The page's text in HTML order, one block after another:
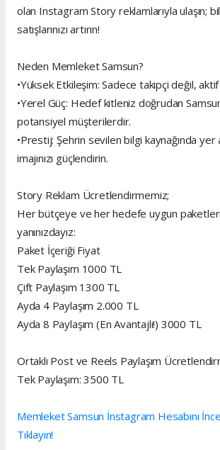
olan Instagram Story reklamlarıyla ulaşın;
satışlarınızı artırın!
Neden Memleket Samsun?
•Yüksek Etkileşim: Sadece takipçi değil,
•Yerel Güç: Hedef kitleniz doğrudan
potansiyel müşterilerdir.
•Prestij: Şehrin sevilen bilgi kaynağında yer
imajınızı güçlendirin.
Story Reklam Ücretlendirmemiz;
Her bütçeye ve her hedefe uygun
yanınızdayız:
Paket İçeriği Fiyat
Tek Paylaşım 1000 TL
Çift Paylaşım 1300 TL
Ayda 4 Paylaşım 2.000 TL
Ayda 8 Paylaşım (En Avantajlı!) 3000 TL
Ortaklı Post ve Reels Paylaşım
Tek Paylaşım: 3500 TL
Memleket Samsun İnstagram Hesabını
Tıklayın!